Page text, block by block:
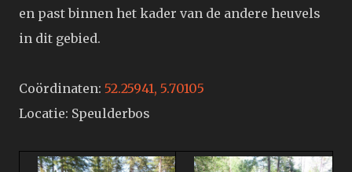
en past binnen het kader van de andere heuvels
in dit gebied.
Coördinaten: 52.25941, 5.70105
Locatie: Speulderbos